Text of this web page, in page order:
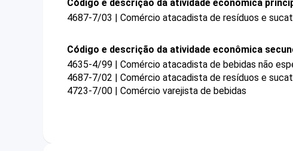
Código e descrição da atividade econômica
4687-7/03 | Comércio atacadista de resíduos e
Código e descrição da atividade econômica
4635-4/99 | Comércio atacadista de bebidas não
4687-7/02 | Comércio atacadista de resíduos e
4723-7/00 | Comércio varejista de bebidas